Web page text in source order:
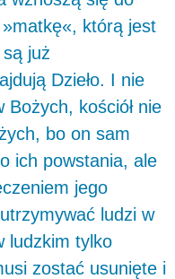
którą jest
już
Dzieło. I nie
kościół nie
bo on sam
ich powstania, ale
jego
ludzi w
ludzkim tylko
zostać usunięte i